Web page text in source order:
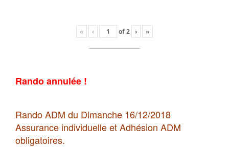
« ‹ of2 › »
Rando annulée !
Rando ADM du Dimanche 16/12/2018
Assurance individuelle et Adhésion ADM
obligatoires.